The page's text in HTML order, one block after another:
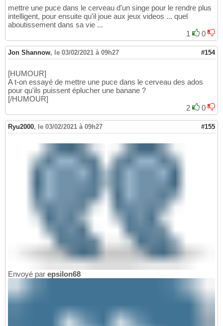
mettre une puce dans le cerveau d'un singe pour le rendre plus
intelligent, pour ensuite qu'il joue aux jeux videos ... quel
aboutissement dans sa vie ...
1
0
Jon Shannow, le 03/02/2021 à 09h27 #154
[HUMOUR]
A t-on essayé de mettre une puce dans le cerveau des ados
pour qu'ils puissent éplucher une banane ?
[/HUMOUR]
2
0
Ryu2000, le 03/02/2021 à 09h27 #155
Envoyé par epsilon68